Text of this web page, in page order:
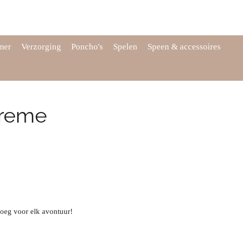
Verzorging Poncho's Spelen Speen & accessoires
voor elk avontuur!